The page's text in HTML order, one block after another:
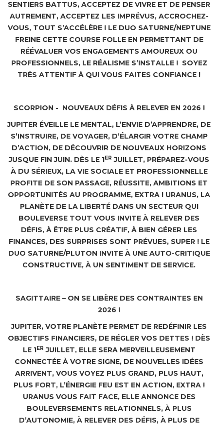
SENTIERS BATTUS, ACCEPTEZ DE VIVRE ET DE PENSER
AUTREMENT, ACCEPTEZ LES IMPRÉVUS, ACCROCHEZ-
VOUS, TOUT S’ACCÉLÈRE ! LE DUO SATURNE/NEPTUNE
FREINE CETTE COURSE FOLLE EN PERMETTANT DE
RÉÉVALUER VOS ENGAGEMENTS AMOUREUX OU
PROFESSIONNELS, LE RÉALISME S’INSTALLE ! SOYEZ
TRÈS ATTENTIF À QUI VOUS FAITES CONFIANCE !
SCORPION - NOUVEAUX DÉFIS À RELEVER EN 2026 !
JUPITER ÉVEILLE LE MENTAL, L’ENVIE D’APPRENDRE, DE
S’INSTRUIRE, DE VOYAGER, D’ÉLARGIR VOTRE CHAMP
D’ACTION, DE DÉCOUVRIR DE NOUVEAUX HORIZONS
JUSQUE FIN JUIN. DÈS LE 1ER JUILLET, PRÉPAREZ-VOUS
À DU SÉRIEUX, LA VIE SOCIALE ET PROFESSIONNELLE
PROFITE DE SON PASSAGE, RÉUSSITE, AMBITIONS ET
OPPORTUNITÉS AU PROGRAMME, EXTRA ! URANUS, LA
PLANÈTE DE LA LIBERTÉ DANS UN SECTEUR QUI
BOULEVERSE TOUT VOUS INVITE À RELEVER DES
DÉFIS, À ÊTRE PLUS CRÉATIF, À BIEN GÉRER LES
FINANCES, DES SURPRISES SONT PRÉVUES, SUPER ! LE
DUO SATURNE/PLUTON INVITE À UNE AUTO-CRITIQUE
CONSTRUCTIVE, À UN SENTIMENT DE SERVICE.
SAGITTAIRE – ON SE LIBÈRE DES CONTRAINTES EN
2026 !
JUPITER, VOTRE PLANÈTE PERMET DE REDÉFINIR LES
OBJECTIFS FINANCIERS, DE RÉGLER VOS DETTES ! DÈS
LE 1ER JUILLET, ELLE SERA MERVEILLEUSEMENT
CONNECTÉE À VOTRE SIGNE, DE NOUVELLES IDÉES
ARRIVENT, VOUS VOYEZ PLUS GRAND, PLUS HAUT,
PLUS FORT, L’ÉNERGIE FEU EST EN ACTION, EXTRA !
URANUS VOUS FAIT FACE, ELLE ANNONCE DES
BOULEVERSEMENTS RELATIONNELS, À PLUS
D’AUTONOMIE, À RELEVER DES DÉFIS, À PLUS DE